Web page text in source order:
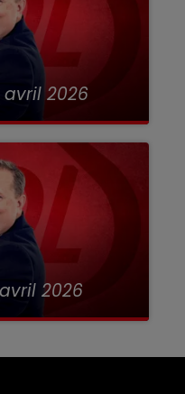
avril 2026
2026